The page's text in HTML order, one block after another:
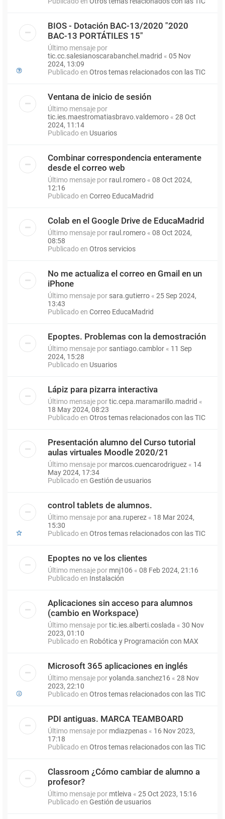
BIOS - Dotación BAC-13/2020 "2020
BAC-13 PORTÁTILES 15"
Último mensaje por
tic.cc.salesianoscarabanchel.madrid « 05 Nov
2024, 13:09
Publicado en Otros temas relacionados con las TIC
Ventana de inicio de sesión
Último mensaje por
tic.ies.maestromatiasbravo.valdemoro « 28 Oct
2024, 11:14
Publicado en Usuarios
Combinar correspondencia enteramente
desde el correo web
Último mensaje por raul.romero « 08 Oct 2024,
12:16
Publicado en Correo EducaMadrid
Colab en el Google Drive de EducaMadrid
Último mensaje por raul.romero « 08 Oct 2024,
08:58
Publicado en Otros servicios
No me actualiza el correo en Gmail en un
iPhone
Último mensaje por sara.gutierro « 25 Sep 2024,
13:43
Publicado en Correo EducaMadrid
Epoptes. Problemas con la demostración
Último mensaje por santiago.camblor « 11 Sep
2024, 15:28
Publicado en Usuarios
Lápiz para pizarra interactiva
Último mensaje portic.cepa.maramarillo.madrid «
18 May 2024, 08:23
Publicado en Otros temas relacionados con las TIC
Presentación alumno del Curso tutorial
aulas virtuales Moodle 2020/21
Último mensaje por marcos.cuencarodriguez « 14
May 2024, 17:34
Publicado en Gestión de usuarios
control tablets de alumnos.
Último mensaje porana.ruperez « 18 Mar 2024,
15:30
Publicado en Otros temas relacionados con las TIC
Epoptes no ve los clientes
Último mensaje por mnj106 « 08 Feb 2024, 21:16
Publicado en Instalación
Aplicaciones sin acceso para alumnos
(cambio en Workspace)
Último mensaje portic.ies.alberti.coslada « 30 Nov
2023, 01:10
Publicado en Robótica y Programación con MAX
Microsoft 365 aplicaciones en inglés
Último mensaje poryolanda.sanchez16 « 28 Nov
2023, 22:10
Publicado en Otros temas relacionados con las TIC
PDI antiguas. MARCA TEAMBOARD
Último mensaje por mdiazpenas « 16 Nov 2023,
17:18
Publicado en Otros temas relacionados con las TIC
Classroom ¿Cómo cambiar de alumno a
profesor?
Último mensaje por mtleiva « 25 Oct 2023, 15:16
Publicado en Gestión de usuarios